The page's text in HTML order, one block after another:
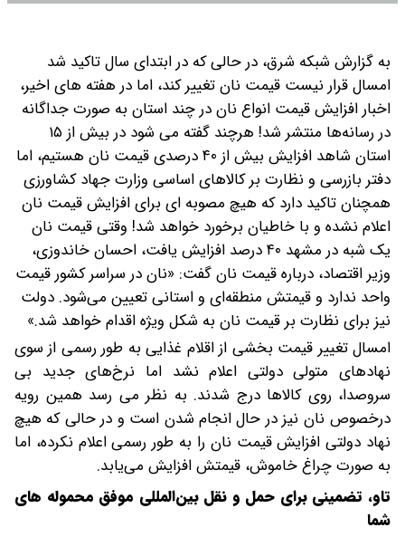
به گزارش شبکه شرق، در حالی که در ابتدای سال تاکید شد
امسال قرار نیست قیمت نان تغییر کند، اما در هفته های اخیر،
اخبار افزایش قیمت انواع نان در چند استان به صورت جداگانه
در رسانه‌ها منتشر شد! هرچند گفته می شود در بیش از ۱۵
استان شاهد افزایش بیش از ۴۰ درصدی قیمت نان هستیم، اما
دفتر بازرسی و نظارت بر کالاهای اساسی وزارت جهاد کشاورزی
همچنان تاکید دارد که هیچ مصوبه ای برای افزایش قیمت نان
اعلام نشده و با خاطیان برخورد خواهد شد! وقتی قیمت نان
یک شبه در مشهد ۴۰ درصد افزایش یافت، احسان خاندوزی،
وزیر اقتصاد، درباره قیمت نان گفت: «نان در سراسر کشور قیمت
واحد ندارد و قیمتش منطقه‌ای و استانی تعیین می‌شود. دولت
نیز برای نظارت بر قیمت نان به شکل ویژه اقدام خواهد شد.»
امسال تغییر قیمت بخشی از اقلام غذایی به طور رسمی از سوی
نهادهای متولی دولتی اعلام نشد اما نرخ‌های جدید بی
سروصدا، روی کالاها درج شدند. به نظر می رسد همین رویه
درخصوص نان نیز در حال انجام شدن است و در حالی که هیچ
نهاد دولتی افزایش قیمت نان را به طور رسمی اعلام نکرده، اما
به صورت چراغ خاموش، قیمتش افزایش می‌یابد.
تاو، تضمینی برای حمل و نقل بین‌المللی موفق محموله های
شما